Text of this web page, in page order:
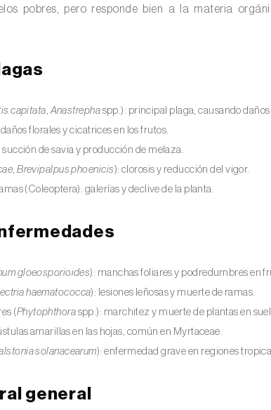
pobres, pero responde bien a la materia
capitata,Anastrepha spp.): principal plaga, causando
florales y cicatrices en los frutos.
de savia y producción de melaza.
,Brevipalpus phoenicis ): clorosis y reducción del vigor.
(Coleoptera): galerías y declive de la planta.
gloeosporioides): manchas foliares y podredumbres en
haematococca): lesiones leñosas y muerte de ramas.
(Phytophthora spp.): marchitez y muerte de plantas en
amarillas en las hojas, común en Myrtaceae.
solanacearum): enfermedad grave en regiones
general